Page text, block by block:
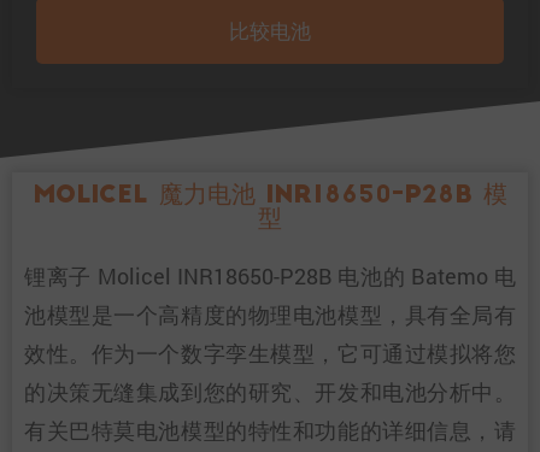
比较电池
Molicel 魔力电池 INR18650-P28B 模
型
锂离子 Molicel INR18650-P28B 电池的 Batemo 电
池模型是一个高精度的物理电池模型，具有全局有
效性。作为一个数字孪生模型，它可通过模拟将您
的决策无缝集成到您的研究、开发和电池分析中。
有关巴特莫电池模型的特性和功能的详细信息，请